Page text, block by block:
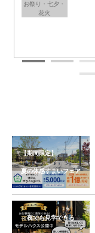
祭り・七夕・
防災イベント
【期間限定】
夏の体感すまいフェア
夜でも見学できる